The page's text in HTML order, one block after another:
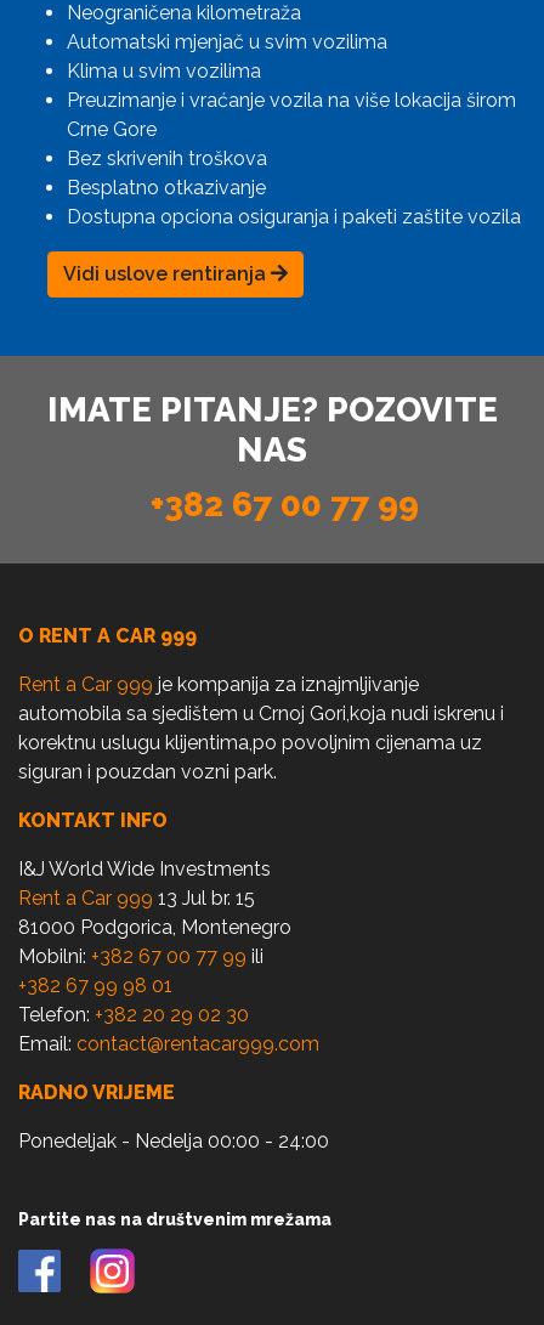
Neograničena kilometraža
Automatski mjenjač u svim vozilima
Klima u svim vozilima
Preuzimanje i vraćanje vozila na više lokacija širom
Crne Gore
Bez skrivenih troškova
Besplatno otkazivanje
Dostupna opciona osiguranja i paketi zaštite vozila
Vidi uslove rentiranja
IMATE PITANJE? POZOVITE
NAS
+382 67 00 77 99
O RENT A CAR 999
Rent a Car 999 je kompanija za iznajmljivanje
automobila sa sjedištem u Crnoj Gori,koja nudi iskrenu i
korektnu uslugu klijentima,po povoljnim cijenama uz
siguran i pouzdan vozni park.
KONTAKT INFO
I&J World Wide Investments
Rent a Car 999 13 Jul br. 15
81000 Podgorica, Montenegro
Mobilni: +382 67 00 77 99 ili
+382 67 99 98 01
Telefon: +382 20 29 02 30
Email: contact@rentacar999.com
RADNO VRIJEME
Ponedeljak - Nedelja 00:00 - 24:00
Partite nas na društvenim mrežama